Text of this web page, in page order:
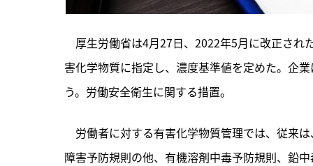
厚生労働省は4月27日、2022年5月に改正され
害化学物質に指定し、濃度基準値を定めた。企
う。労働安全衛生に関する措置。
労働者に対する有害化学物質管理では、従来
障害予防規則の他、有機溶剤中毒予防規則、鉛